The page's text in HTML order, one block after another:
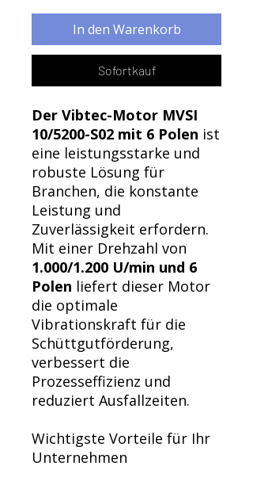
In den Warenkorb
Sofortkauf
Der Vibtec-Motor MVSI
10/5200-S02 mit 6 Polen ist
eine leistungsstarke und
robuste Lösung für
Branchen, die konstante
Leistung und
Zuverlässigkeit erfordern.
Mit einer Drehzahl von
1.000/1.200 U/min und 6
Polen liefert dieser Motor
die optimale
Vibrationskraft für die
Schüttgutförderung,
verbessert die
Prozesseffizienz und
reduziert Ausfallzeiten.
Wichtigste Vorteile für Ihr
Unternehmen